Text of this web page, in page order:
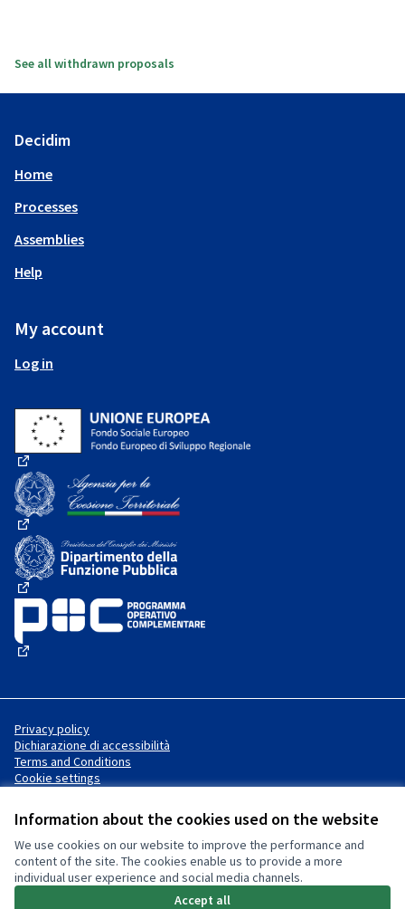
Information about the cookies used on the website
We use cookies on our website to improve the performance and
content of the site. The cookies enable us to provide a more
individual user experience and social media channels.
Accept all
See all withdrawn proposals
Decidim
Home
Processes
Assemblies
Help
My account
Log in
(External link)
(External link)
(External link)
Privacy policy
Dichiarazione di accessibilità
Terms and Conditions
Cookie settings
Creative Commons License
(External link)Website made withfree software
(External link)
.